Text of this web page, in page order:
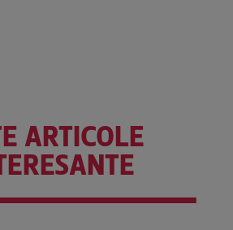
ARTICOLE